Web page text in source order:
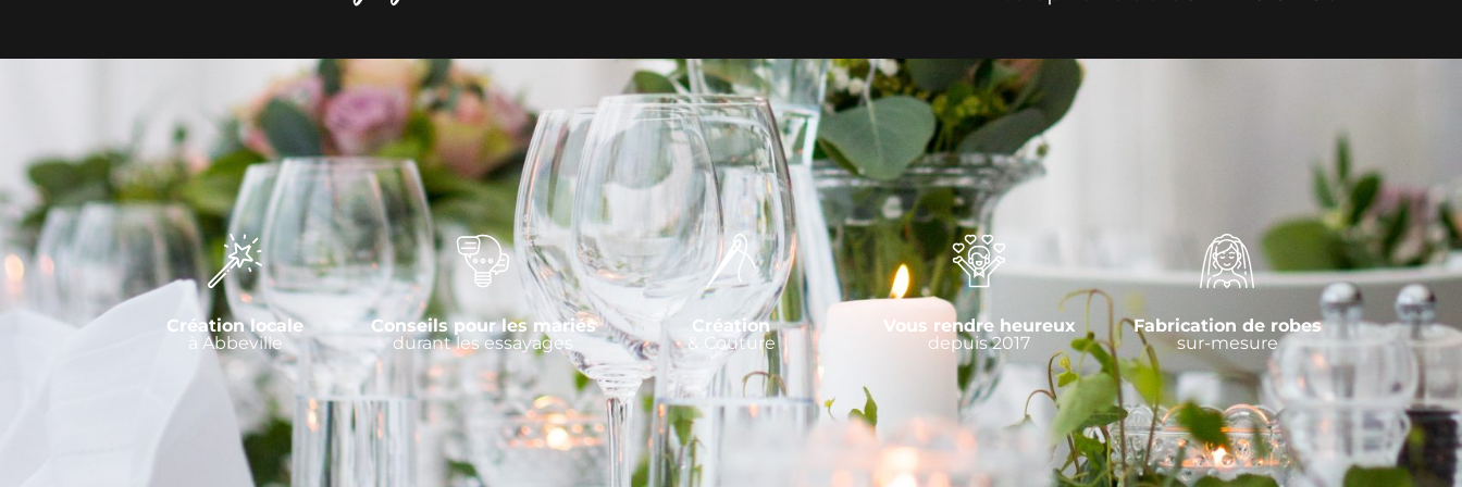
Création locale
à Abbeville
Conseils pour les mariés
durant les essayages
Création
& Couture
Vous rendre heureux
depuis 2017
Fabrication de robes
sur-mesure